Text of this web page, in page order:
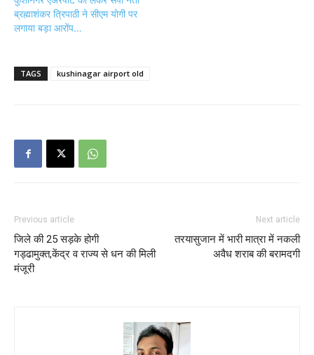
ब्रह्माशंकर त्रिपाठी ने सीएम योगी पर
लगाया बड़ा आरोंप…
TAGS kushinagar airport old
Previous article
जिले की 25 सड़के होगी
गड्ढामुक्त,केंद्र व राज्य से धन की मिली
मंजूरी
Next article
तरयासुजान में भारी मात्रा में नकली
अवैध शराब की बरामदगी